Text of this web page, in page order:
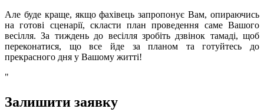
Але буде краще, якщо фахівець запропонує Вам, опираючись
на готові сценарії, скласти план проведення саме Вашого
весілля. За тиждень до весілля зробіть дзвінок тамаді, щоб
переконатися, що все йде за планом та готуйтесь до
прекрасного дня у Вашому житті!
"
Залишити заявку